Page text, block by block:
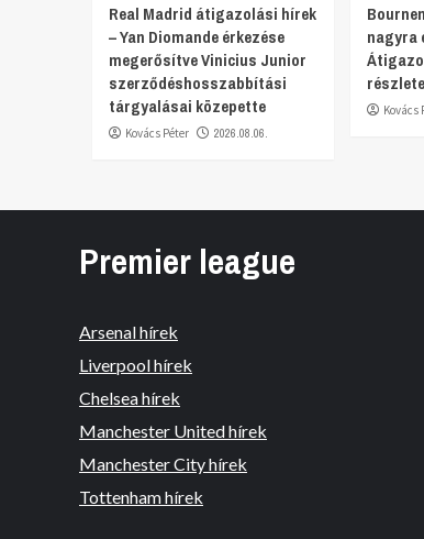
Real Madrid átigazolási hírek
– Yan Diomande érkezése
megerősítve Vinicius Junior
szerződéshosszabbítási
tárgyalásai közepette
Kovács Péter 2026.08.06.
nagyra
Kovács
Premier league
Arsenal hírek
Liverpool hírek
Chelsea hírek
Manchester United hírek
Manchester City hírek
Tottenham hírek